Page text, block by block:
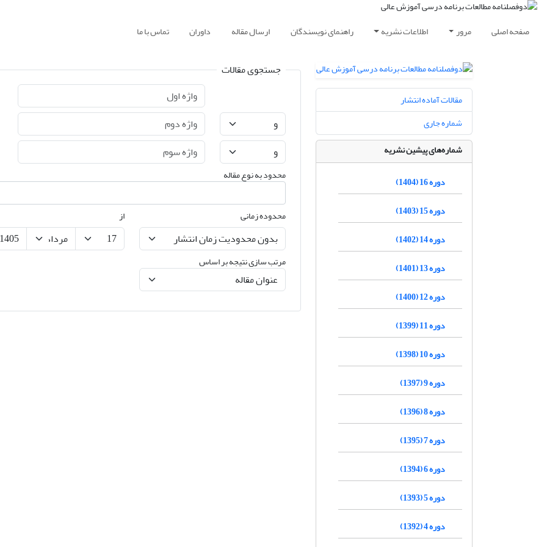
صفحه اصلی مرور اطلاعات نشریه راهنمای نویسندگان ارسال مقاله داوران تماس با ما
جستجوی مقالات
محدود به نوع مقاله
محدوده زمانی از
مرتب سازی نتیجه بر اساس
مقالات آماده انتشار
شماره جاری
شماره‌های پیشین نشریه
دوره 16 (1404)
دوره 15 (1403)
دوره 14 (1402)
دوره 13 (1401)
دوره 12 (1400)
دوره 11 (1399)
دوره 10 (1398)
دوره 9 (1397)
دوره 8 (1396)
دوره 7 (1395)
دوره 6 (1394)
دوره 5 (1393)
دوره 4 (1392)